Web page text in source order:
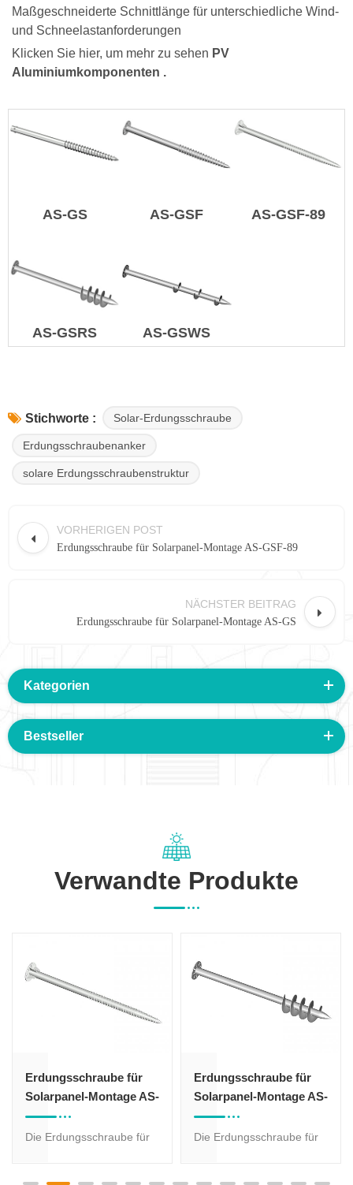
Maßgeschneiderte Schnittlänge für unterschiedliche Wind-
und Schneelastanforderungen
Klicken Sie hier, um mehr zu sehen PV
Aluminiumkomponenten .
AS-GS AS-GSF AS-GSF-89
AS-GSRS AS-GSWS
Stichworte : Solar-Erdungsschraube
Erdungsschraubenanker
solare Erdungsschraubenstruktur
VORHERIGEN POST
Erdungsschraube für Solarpanel-Montage AS-GSF-89
NÄCHSTER BEITRAG
Erdungsschraube für Solarpanel-Montage AS-GS
Kategorien
Bestseller
Verwandte Produkte
Erdungsschraube für
Solarpanel-Montage AS-
GSF-89
Die Erdungsschraube für
Erdungsschraube für
Solarpanel-Montage AS-
GSRS
Die Erdungsschraube für